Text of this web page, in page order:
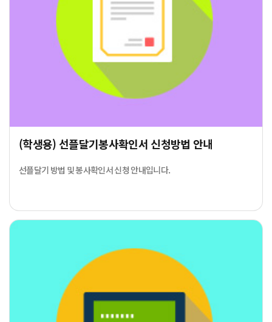
(학생용) 선플달기봉사확인서 신청방법 안내
선플달기 방법 및 봉사확인서 신청 안내입니다.